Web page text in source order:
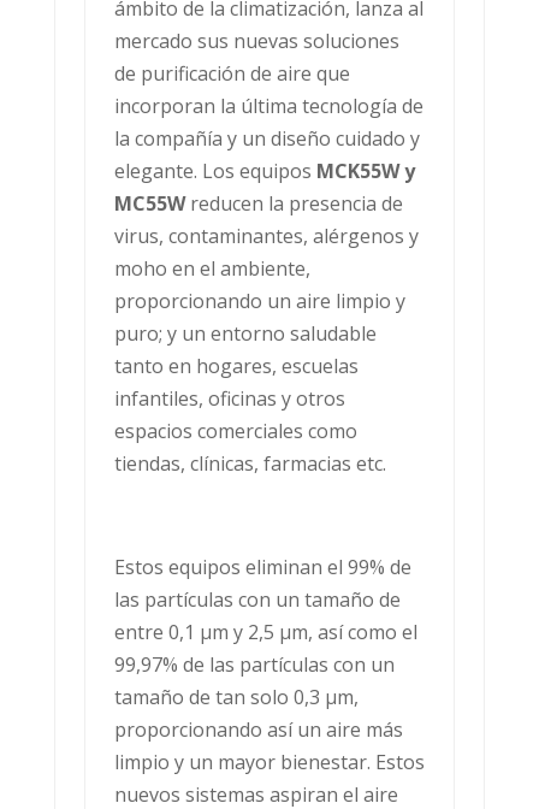
ámbito de la climatización, lanza al
mercado sus nuevas soluciones
de purificación de aire que
incorporan la última tecnología de
la compañía y un diseño cuidado y
elegante. Los equipos MCK55W y
MC55Wreducen la presencia de
virus, contaminantes, alérgenos y
moho en el ambiente,
proporcionando un aire limpio y
puro; y un entorno saludable
tanto en hogares, escuelas
infantiles, oficinas y otros
espacios comerciales como
tiendas, clínicas, farmacias etc.
Estos equipos eliminan el 99% de
las partículas con un tamaño de
entre 0,1 μm y 2,5 μm, así como el
99,97% de las partículas con un
tamaño de tan solo 0,3 μm,
proporcionando así un aire más
limpio y un mayor bienestar. Estos
nuevos sistemas aspiran el aire